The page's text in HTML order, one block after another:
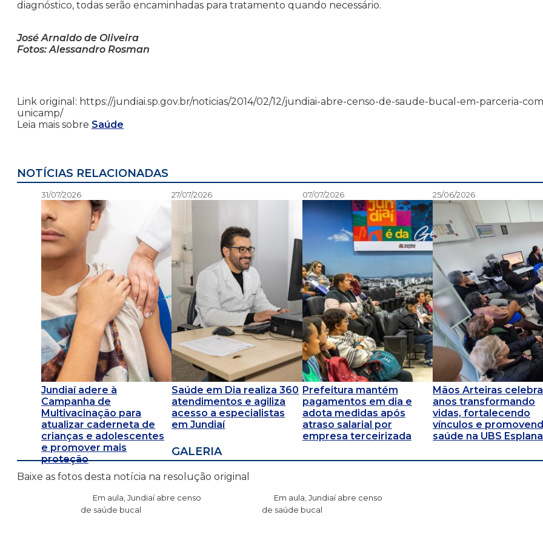
diagnóstico, todas serão encaminhadas para tratamento quando necessário.
José Arnaldo de Oliveira
Fotos: Alessandro Rosman
Link original: https://jundiai.sp.gov.br/noticias/2014/02/12/jundiai-abre-censo-de-saude-bucal-em-parceria-
unicamp/
Leia mais sobre Saúde
NOTÍCIAS RELACIONADAS
31/07/2026
Jundiaí adere à
Campanha de
Multivacinação para
atualizar caderneta de
crianças e adolescentes
e promover mais
proteção
27/07/2026
Saúde em Dia realiza 360
atendimentos e agiliza
acesso a especialistas
em Jundiaí
07/07/2026
Prefeitura mantém
pagamentos em dia e
adota medidas após
atraso salarial por
empresa terceirizada
25/06/2026
Mãos Arteiras
anos transformando
vidas, fortalecendo
vínculos e
saúde na UBS
GALERIA
Baixe as fotos desta notícia na resolução original
Em aula, Jundiaí abre censo
de saúde bucal
Em aula, Jundiaí abre censo
de saúde bucal